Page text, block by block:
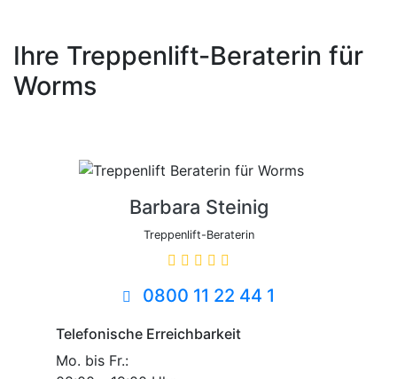
Ihre Treppenlift-Beraterin für
Worms
Barbara Steinig
Treppenlift-Beraterin
0800 11 22 44 1
Telefonische Erreichbarkeit
Mo. bis Fr.: